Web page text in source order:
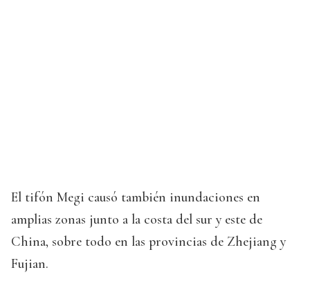
El tifón Megi causó también inundaciones en
amplias zonas junto a la costa del sur y este de
China, sobre todo en las provincias de Zhejiang y
Fujian.